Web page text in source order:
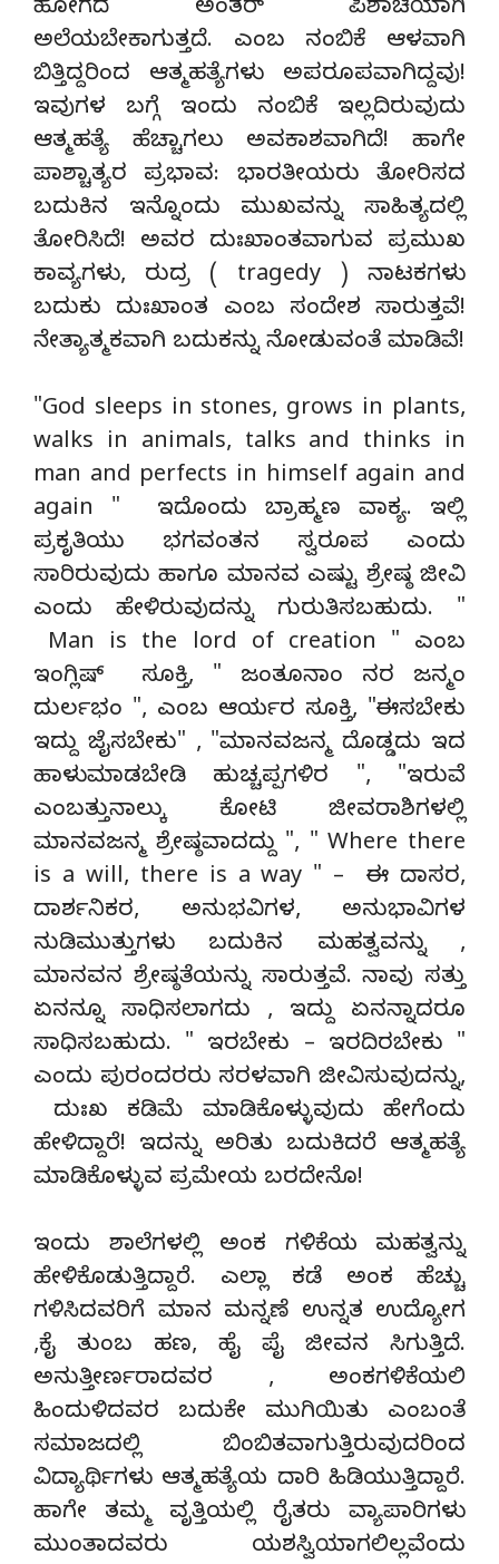
ಹೋಗದೆ ಅಂತರ್ ಪಿಶಾಚಿಯಾಗಿ
ಅಲೆಯಬೇಕಾಗುತ್ತದೆ. ಎಂಬ ನಂಬಿಕೆ ಆಳವಾಗಿ
ಬಿತ್ತಿದ್ದರಿಂದ ಆತ್ಮಹತ್ಯೆಗಳು ಅಪರೂಪವಾಗಿದ್ದವು!
ಇವುಗಳ ಬಗ್ಗೆ ಇಂದು ನಂಬಿಕೆ ಇಲ್ಲದಿರುವುದು
ಆತ್ಮಹತ್ಯೆ ಹೆಚ್ಚಾಗಲು ಅವಕಾಶವಾಗಿದೆ! ಹಾಗೇ
ಪಾಶ್ಚಾತ್ಯರ ಪ್ರಭಾವ: ಭಾರತೀಯರು ತೋರಿಸದ
ಬದುಕಿನ ಇನ್ನೊಂದು ಮುಖವನ್ನು ಸಾಹಿತ್ಯದಲ್ಲಿ
ತೋರಿಸಿದೆ! ಅವರ ದುಃಖಾಂತವಾಗುವ ಪ್ರಮುಖ
ಕಾವ್ಯಗಳು, ರುದ್ರ ( tragedy ) ನಾಟಕಗಳು
ಬದುಕು ದುಃಖಾಂತ ಎಂಬ ಸಂದೇಶ ಸಾರುತ್ತವೆ!
ನೇತ್ಯಾತ್ಮಕವಾಗಿ ಬದುಕನ್ನು ನೋಡುವಂತೆ ಮಾಡಿವೆ!
"God sleeps in stones, grows in plants,
walks in animals, talks and thinks in
man and perfects in himself again and
again " ಇದೊಂದು ಬ್ರಾಹ್ಮಣ ವಾಕ್ಯ. ಇಲ್ಲಿ
ಪ್ರಕೃತಿಯು ಭಗವಂತನ ಸ್ವರೂಪ ಎಂದು
ಸಾರಿರುವುದು ಹಾಗೂ ಮಾನವ ಎಷ್ಟು ಶ್ರೇಷ್ಠ ಜೀವಿ
ಎಂದು ಹೇಳಿರುವುದನ್ನು ಗುರುತಿಸಬಹುದು. "
Man is the lord of creation " ಎಂಬ
ಇಂಗ್ಲಿಷ್ ಸೂಕ್ತಿ, " ಜಂತೂನಾಂ ನರ ಜನ್ಮಂ
ದುರ್ಲಭಂ ", ಎಂಬ ಆರ್ಯರ ಸೂಕ್ತಿ, "ಈಸಬೇಕು
ಇದ್ದು ಜೈಸಬೇಕು" , "ಮಾನವಜನ್ಮ ದೊಡ್ಡದು ಇದ
ಹಾಳುಮಾಡಬೇಡಿ ಹುಚ್ಚಪ್ಪಗಳಿರ ", "ಇರುವೆ
ಎಂಬತ್ತುನಾಲ್ಕು ಕೋಟಿ ಜೀವರಾಶಿಗಳಲ್ಲಿ
ಮಾನವಜನ್ಮ ಶ್ರೇಷ್ಠವಾದದ್ದು ", " Where there
is a will, there is a way " – ಈ ದಾಸರ,
ದಾರ್ಶನಿಕರ, ಅನುಭವಿಗಳ, ಅನುಭಾವಿಗಳ
ನುಡಿಮುತ್ತುಗಳು ಬದುಕಿನ ಮಹತ್ವವನ್ನು ,
ಮಾನವನ ಶ್ರೇಷ್ಠತೆಯನ್ನು ಸಾರುತ್ತವೆ. ನಾವು ಸತ್ತು
ಏನನ್ನೂ ಸಾಧಿಸಲಾಗದು , ಇದ್ದು ಏನನ್ನಾದರೂ
ಸಾಧಿಸಬಹುದು. " ಇರಬೇಕು – ಇರದಿರಬೇಕು "
ಎಂದು ಪುರಂದರರು ಸರಳವಾಗಿ ಜೀವಿಸುವುದನ್ನು,
ದುಃಖ ಕಡಿಮೆ ಮಾಡಿಕೊಳ್ಳುವುದು ಹೇಗೆಂದು
ಹೇಳಿದ್ದಾರೆ! ಇದನ್ನು ಅರಿತು ಬದುಕಿದರೆ ಆತ್ಮಹತ್ಯೆ
ಮಾಡಿಕೊಳ್ಳುವ ಪ್ರಮೇಯ ಬರದೇನೊ!
ಇಂದು ಶಾಲೆಗಳಲ್ಲಿ ಅಂಕ ಗಳಿಕೆಯ ಮಹತ್ವನ್ನು
ಹೇಳಿಕೊಡುತ್ತಿದ್ದಾರೆ. ಎಲ್ಲಾ ಕಡೆ ಅಂಕ ಹೆಚ್ಚು
ಗಳಿಸಿದವರಿಗೆ ಮಾನ ಮನ್ನಣೆ ಉನ್ನತ ಉದ್ಯೋಗ
,ಕೈ ತುಂಬ ಹಣ, ಹೈ ಪೈ ಜೀವನ ಸಿಗುತ್ತಿದೆ.
ಅನುತ್ತೀರ್ಣರಾದವರ , ಅಂಕಗಳಿಕೆಯಲಿ
ಹಿಂದುಳಿದವರ ಬದುಕೇ ಮುಗಿಯಿತು ಎಂಬಂತೆ
ಸಮಾಜದಲ್ಲಿ ಬಿಂಬಿತವಾಗುತ್ತಿರುವುದರಿಂದ
ವಿದ್ಯಾರ್ಥಿಗಳು ಆತ್ಮಹತ್ಯೆಯ ದಾರಿ ಹಿಡಿಯುತ್ತಿದ್ದಾರೆ.
ಹಾಗೇ ತಮ್ಮ ವೃತ್ತಿಯಲ್ಲಿ ರೈತರು ವ್ಯಾಪಾರಿಗಳು
ಮುಂತಾದವರು ಯಶಸ್ವಿಯಾಗಲಿಲ್ಲವೆಂದು